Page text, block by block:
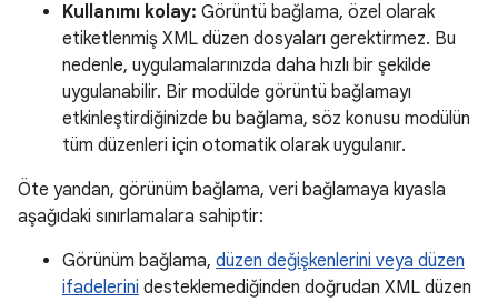
Kullanımı kolay: Görüntü bağlama, özel olarak
etiketlenmiş XML düzen dosyaları gerektirmez. Bu
nedenle, uygulamalarınızda daha hızlı bir şekilde
uygulanabilir. Bir modülde görüntü bağlamayı
etkinleştirdiğinizde bu bağlama, söz konusu modülün
tüm düzenleri için otomatik olarak uygulanır.
Öte yandan, görünüm bağlama, veri bağlamaya kıyasla
aşağıdaki sınırlamalara sahiptir:
Görünüm bağlama, düzen değişkenlerini veya düzen
ifadelerini desteklemediğinden doğrudan XML düzen